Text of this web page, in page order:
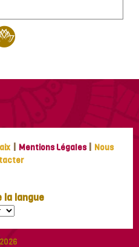
| Mentions Légales | Nous
la langue